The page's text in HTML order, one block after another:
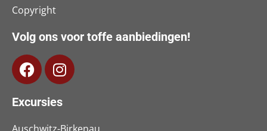
Copyright
Volg ons voor toffe aanbiedingen!
Excursies